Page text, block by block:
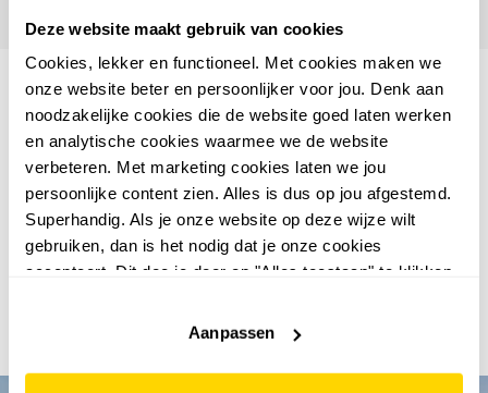
Deze website maakt gebruik van cookies
Cookies, lekker en functioneel. Met cookies maken we
onze website beter en persoonlijker voor jou. Denk aan
noodzakelijke cookies die de website goed laten werken
en analytische cookies waarmee we de website
verbeteren. Met marketing cookies laten we jou
persoonlijke content zien. Alles is dus op jou afgestemd.
Superhandig. Als je onze website op deze wijze wilt
gebruiken, dan is het nodig dat je onze cookies
accepteert. Dit doe je door op "Alles toestaan" te klikken.
website niet optimaal functioneert.
Aanpassen
KLANTEN GEVEN ONS GEMIDDELD
EEN 8.6
Uli Dominikus
zaterdag 8 augustus 2026
4,0
goede snelle levering
vrijdag 7